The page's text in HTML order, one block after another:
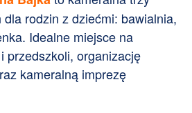
rodzin z dziećmi: bawialnia,
Idealne miejsce na
przedszkoli, organizację
kameralną imprezę